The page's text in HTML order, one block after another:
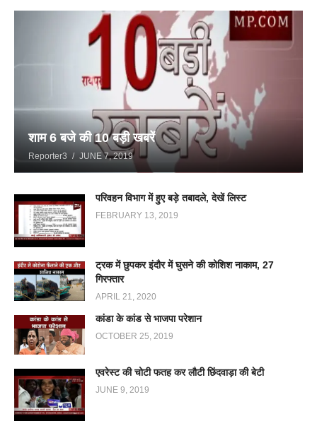
शाम 6 बजे की 10 बड़ी खबरें
Reporter3 JUNE 7, 2019
परिवहन विभाग में हुए बड़े तबादले, देखें लिस्ट
FEBRUARY 13, 2019
ट्रक में छुपकर इंदौर में घुसने की कोशिश नाकाम, 27
गिरफ्तार
APRIL 21, 2020
कांडा के कांड से भाजपा परेशान
OCTOBER 25, 2019
एवरेस्ट की चोटी फतह कर लौटी छिंदवाड़ा की बेटी
JUNE 9, 2019